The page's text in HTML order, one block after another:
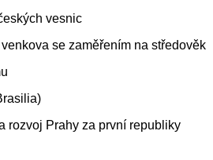
vesnic
se zaměřením na středověk
rozvoj Prahy za první republiky